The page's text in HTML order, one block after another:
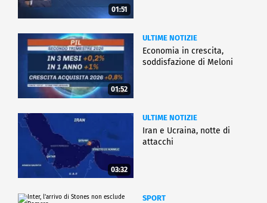
01:51
01:52
ULTIME NOTIZIE
Economia in crescita,
soddisfazione di Meloni
03:32
ULTIME NOTIZIE
Iran e Ucraina, notte di
attacchi
SPORT